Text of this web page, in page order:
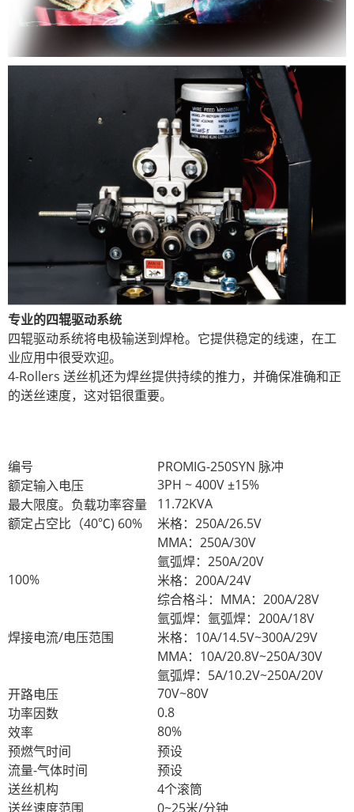
专业的四辊驱动系统
四辊驱动系统将电极输送到焊枪。它提供稳定的线速，在工
业应用中很受欢迎。
4-Rollers 送丝机还为焊丝提供持续的推力，并确保准确和正
的送丝速度，这对铝很重要。
编号
PROMIG-250SYN 脉冲
额定输入电压
3PH ~ 400V ±15%
最大限度。负载功率容量
11.72KVA
额定占空比（40℃) 60%
米格：250A/26.5V
MMA：250A/30V
氩弧焊：250A/20V
100%
米格：200A/24V
综合格斗： MMA：200A/28V
氩弧焊： 氩弧焊：200A/18V
焊接电流/电压范围
米格：10A/14.5V~300A/29V
MMA：10A/20.8V~250A/30V
氩弧焊：5A/10.2V~250A/20V
开路电压
70V~80V
功率因数
0.8
效率
80%
预燃气时间
预设
流量-气体时间
预设
送丝机构
4个滚筒
送丝速度范围
0~25米/分钟